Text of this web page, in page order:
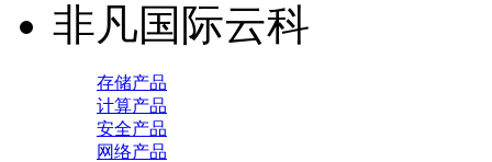
非凡国际云科
存储产品
计算产品
安全产品
网络产品